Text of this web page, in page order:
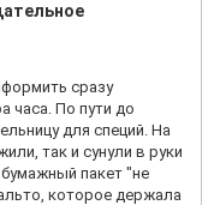
сразу
часа. По пути до
для специй. На
так и сунули в руки
пакет "не
которое держала